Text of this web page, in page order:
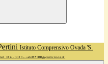
Istituto Comprensivo Ovada 'S.
tel. 0143 80135 • alic82100g@istruzione.it